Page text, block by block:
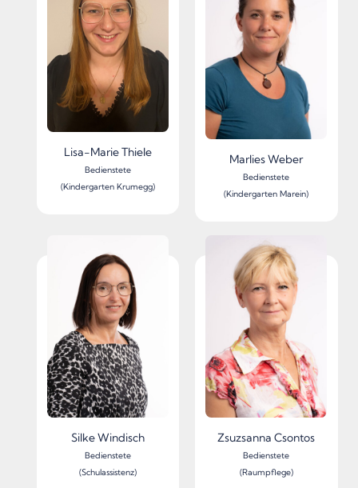
Lisa-Marie Thiele
Bedienstete
(Kindergarten Krumegg)
Marlies Weber
Bedienstete
(Kindergarten Marein)
Silke Windisch
Bedienstete
(Schulassistenz)
Zsuzsanna Csontos
Bedienstete
(Raumpflege)